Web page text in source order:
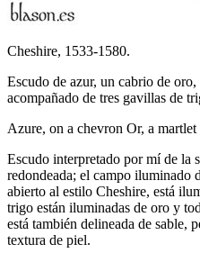
Cheshire, 1533-1580.
Escudo de azur, un cabrio de
acompañado de tres gavillas de
Azure, on a chevron Or, a
Escudo interpretado por mí de la
redondeada; el campo iluminado
abierto al estilo Cheshire, está
trigo están iluminadas de oro y
está también delineada de sable,
textura de piel.